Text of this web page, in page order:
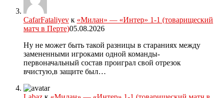
CafarFataliyev к «Милан» — «Интер» 1-1 (товарищеский
матч в Перте)05.08.2026
Ну не может быть такой разницы в стараниях между
замененными игроками одной команды-
первоначальный состав проиграл свой отрезок
вчистую,в защите был…